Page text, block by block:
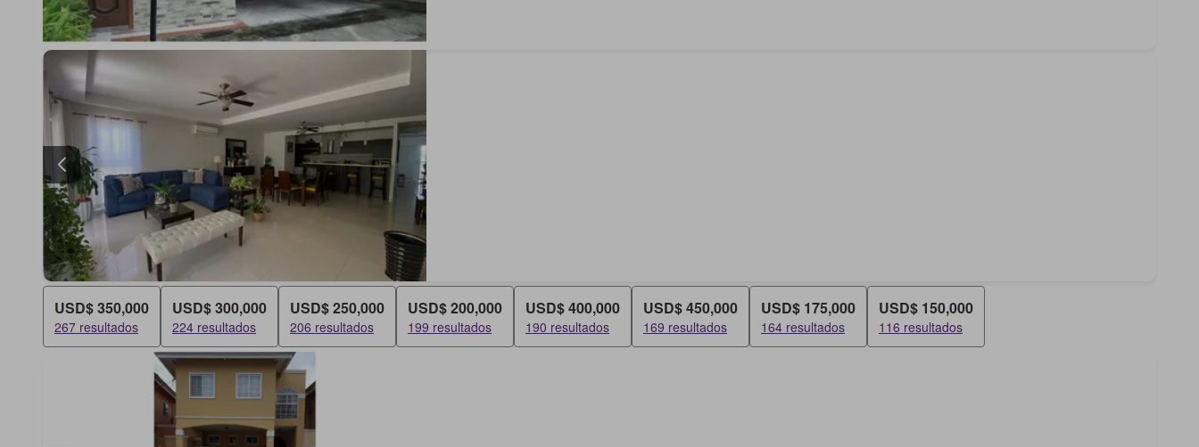
USD$ 350,000
267 resultados
USD$ 300,000
224 resultados
USD$ 250,000
206 resultados
USD$ 200,000
199 resultados
USD$ 400,000
190 resultados
USD$ 450,000
169 resultados
USD$ 175,000
164 resultados
USD$ 150,000
116 resultados